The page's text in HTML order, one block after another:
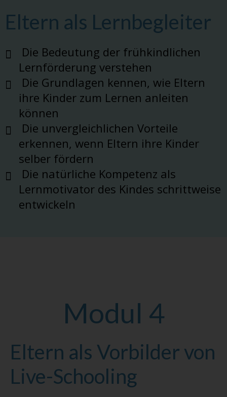
Eltern als Lernbegleiter
Die Bedeutung der frühkindlichen
Lernförderung verstehen
Die Grundlagen kennen, wie Eltern
ihre Kinder zum Lernen anleiten
können
Die unvergleichlichen Vorteile
erkennen, wenn Eltern ihre Kinder
selber fördern
Die natürliche Kompetenz als
Lernmotivator des Kindes schrittweise
entwickeln
Modul 4
Eltern als Vorbilder von
Live-Schooling